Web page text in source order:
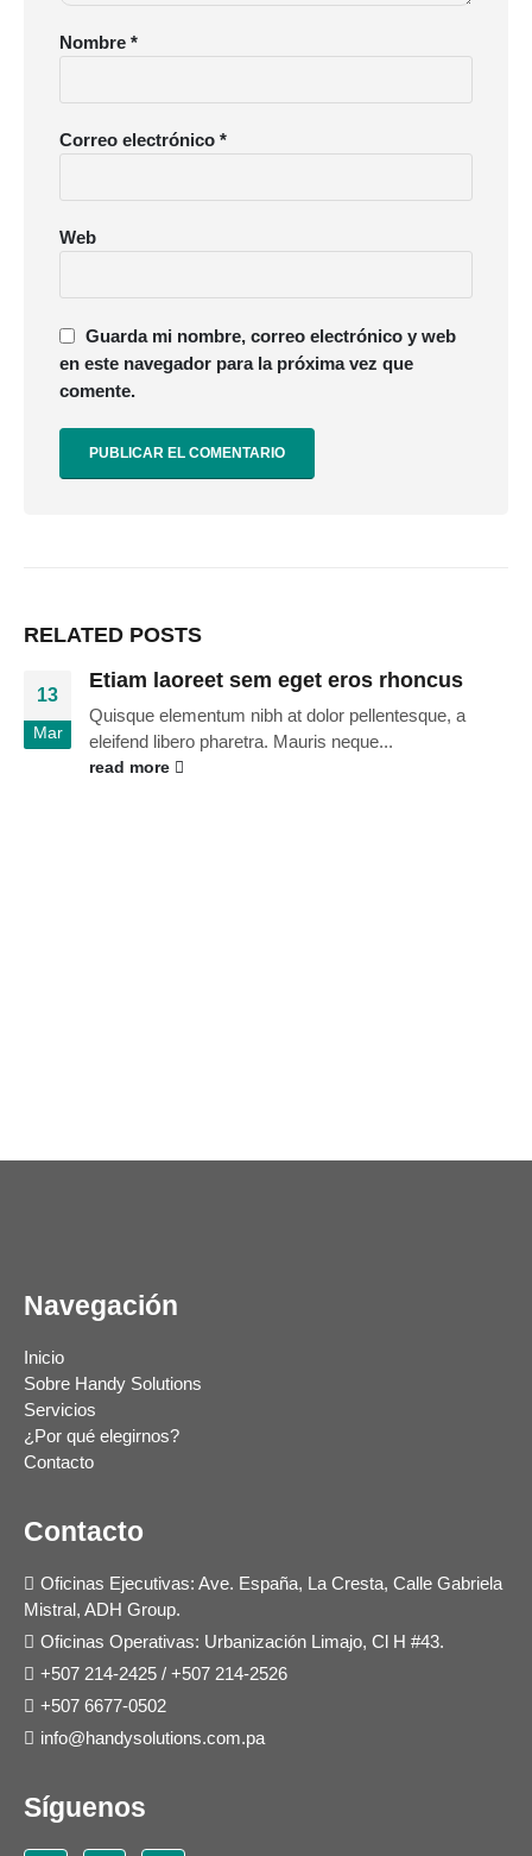
Nombre *
Correo electrónico *
Web
Guarda mi nombre, correo electrónico y web
en este navegador para la próxima vez que
comente.
RELATED POSTS
13
Mar
Etiam laoreet sem eget eros rhoncus
Quisque elementum nibh at dolor pellentesque, a
eleifend libero pharetra. Mauris neque...
read more
Navegación
Inicio
Sobre Handy Solutions
Servicios
¿Por qué elegirnos?
Contacto
Contacto
Oficinas Ejecutivas: Ave. España, La Cresta, Calle Gabriela
Mistral, ADH Group.
Oficinas Operativas: Urbanización Limajo, Cl H #43.
+507 214-2425 / +507 214-2526
+507 6677-0502
info@handysolutions.com.pa
Síguenos